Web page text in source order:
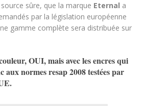
sûre, que la marque Eternal a
par la législation européenne
gamme complète sera distribuée sur
OUI, mais avec les encres qui
aux normes resap 2008 testées par